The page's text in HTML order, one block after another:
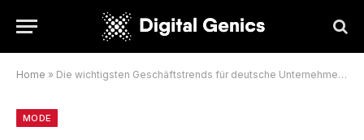
Home » Die wichtigsten Geschäftstrends für deutsche Unternehmer 2025
MODE